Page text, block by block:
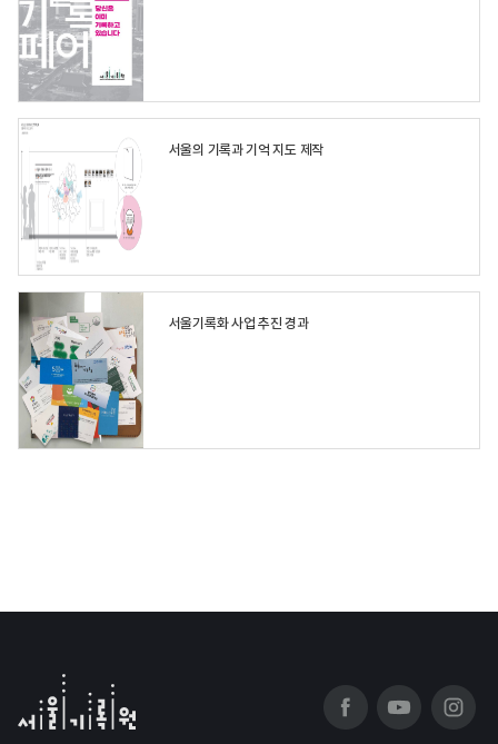
서울의 기록과 기억 지도 제작
서울기록화 사업 추진 경과